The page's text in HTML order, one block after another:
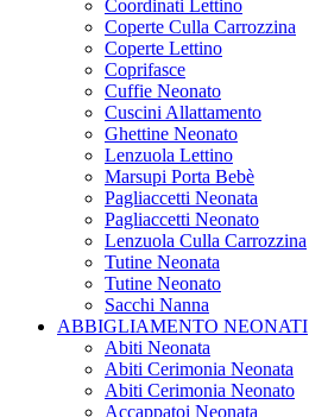
Coordinati Lettino
Coperte Culla Carrozzina
Coperte Lettino
Coprifasce
Cuffie Neonato
Cuscini Allattamento
Ghettine Neonato
Lenzuola Lettino
Marsupi Porta Bebè
Pagliaccetti Neonata
Pagliaccetti Neonato
Lenzuola Culla Carrozzina
Tutine Neonata
Tutine Neonato
Sacchi Nanna
ABBIGLIAMENTO NEONATI
Abiti Neonata
Abiti Cerimonia Neonata
Abiti Cerimonia Neonato
Accappatoi Neonata